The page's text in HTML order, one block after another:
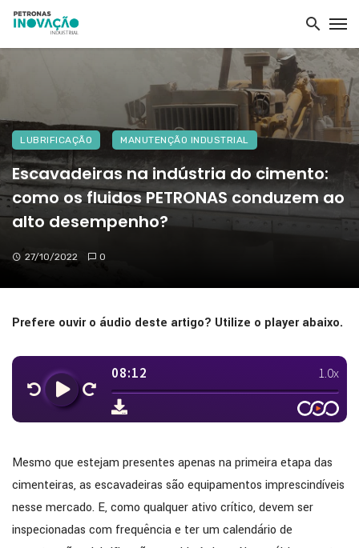
LUBRIFICAÇÃO MANUTENÇÃO INDUSTRIAL
Escavadeiras na indústria do cimento:
como os fluidos PETRONAS conduzem ao
alto desempenho?
27/10/2022 0
Prefere ouvir o áudio deste artigo? Utilize o player abaixo.
Mesmo que estejam presentes apenas na primeira etapa das
cimenteiras, as escavadeiras são equipamentos imprescindíveis
nesse mercado. E, como qualquer ativo crítico, devem ser
inspecionadas com frequência e ter um calendário de